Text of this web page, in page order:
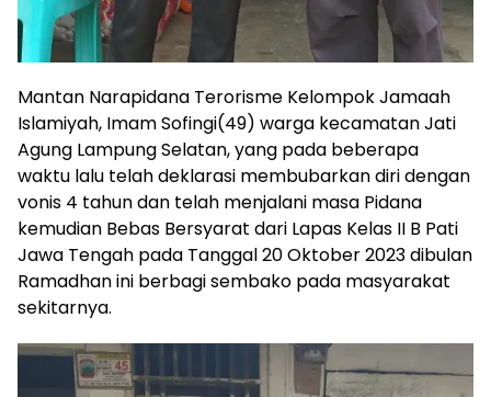
Mantan Narapidana Terorisme Kelompok Jamaah
Islamiyah, Imam Sofingi(49) warga kecamatan Jati
Agung Lampung Selatan, yang pada beberapa
waktu lalu telah deklarasi membubarkan diri dengan
vonis 4 tahun dan telah menjalani masa Pidana
kemudian Bebas Bersyarat dari Lapas Kelas II B Pati
Jawa Tengah pada Tanggal 20 Oktober 2023 dibulan
Ramadhan ini berbagi sembako pada masyarakat
sekitarnya.